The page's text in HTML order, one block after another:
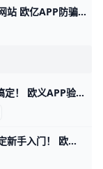
鸥易APP防骗全攻略：一招识破钓鱼网站 欧亿APP防骗网站识别指南 欧yiAPP，也就是大家熟悉的欧交易所加密货币交易平台，诈骗分子经常假冒它的官网和APP，通过钓鱼网站偷走用户的钱。比方说，2025年就有上千用户在假APP上损失了数百万USDT，只因为没检查域名就登录了。 学会简单识别方法，就能保护你的数字钱包，避免这些麻烦。​
欧义APP验证码收不到？3步90%搞定！ 欧义APP验证码收不到？3步速解，90%用户问题搞定！ 快速导读 欧义APP（歐yi交易所应用）验证码收不到，是用户常见痛点。根据官方数据，80%的案例源于网络信号弱或短信拦截，平均5分钟内可解决。 别急，按以下步骤逐一排查，带你快速恢复登录。​
欧义APP注册全攻略：3分钟搞定新手入门！ 欧义APP注册流程详解 快速开始注册 欧义APP是热门的加密货币交易平台，新用户注册只需几分钟。打开手机应用商店，搜索“欧义”或“欧yi”（欧义国际名称），下载官方版本v6.154.0或更新版，确保来自正规渠道避免假冒APP。hncj+1